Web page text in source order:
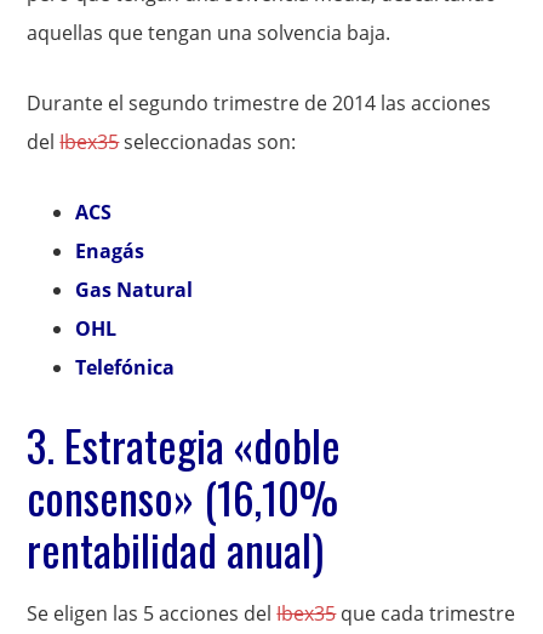
aquellas que tengan una solvencia baja.
Durante el segundo trimestre de 2014 las acciones
delIbex35seleccionadas son:
ACS
Enagás
Gas Natural
OHL
Telefónica
3. Estrategia «doble
consenso» (16,10%
rentabilidad anual)
Se eligen las 5 acciones delIbex35que cada trimestre